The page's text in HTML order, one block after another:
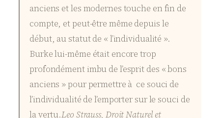
anciens et les modernes touche en fin de
compte, et peut-être même depuis le
début, au statut de « l’individualité ».
Burke lui-même était encore trop
profondément imbu de l’esprit des « bons
anciens » pour permettre à ce souci de
l’individualité de l’emporter sur le souci de
la vertu.Leo Strauss, Droit Naturel et